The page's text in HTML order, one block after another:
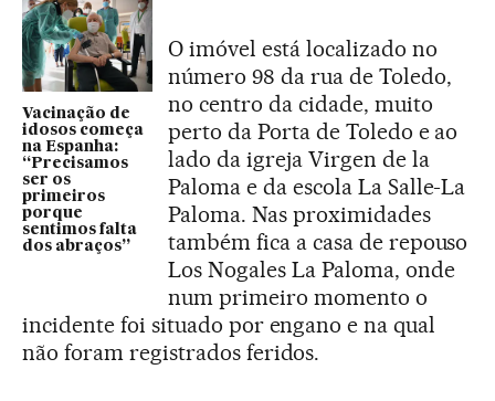
Vacinação de
idosos começa
na Espanha:
“Precisamos
ser os
primeiros
porque
sentimos falta
dos abraços”
O imóvel está localizado no
número 98 da rua de Toledo,
no centro da cidade, muito
perto da Porta de Toledo e ao
lado da igreja Virgen de la
Paloma e da escola La Salle-La
Paloma. Nas proximidades
também fica a casa de repouso
Los Nogales La Paloma, onde
num primeiro momento o
incidente foi situado por engano e na qual
não foram registrados feridos.